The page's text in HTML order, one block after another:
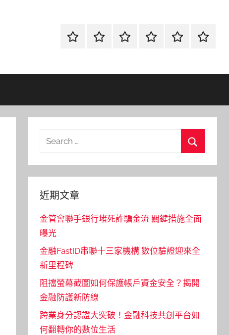
首
當
網
流
環
聯
Search
近期文章
金管會聯手銀行堵死詐騙金流 關鍵措施全面
曝光
金融FastID串聯十三家機構 數位驗證迎來全
新里程碑
阻擋螢幕截圖如何保護帳戶資金安全？揭開
金融防護新防線
跨業身分認證大突破！金融科技共創平台如
何翻轉你的數位生活